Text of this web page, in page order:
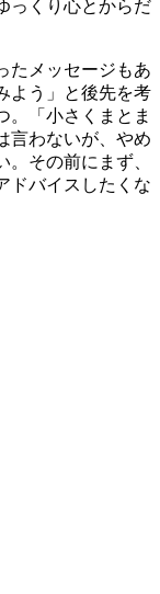
っくり心とからだ
たメッセージもあ
よう」と後先を考
。「小さくまとま
言わないが、やめ
その前にまず、
ドバイスしたくな